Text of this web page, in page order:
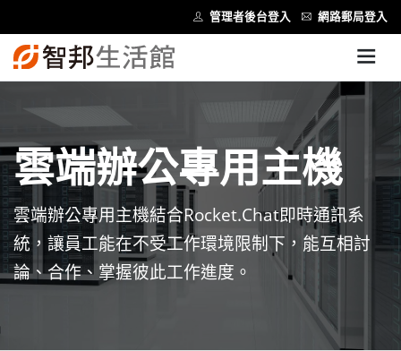
管理者後台登入 網路郵局登入
雲端辦公專用主機
雲端辦公專用主機結合Rocket.Chat即時通訊系
統，讓員工能在不受工作環境限制下，能互相討
論、合作、掌握彼此工作進度。